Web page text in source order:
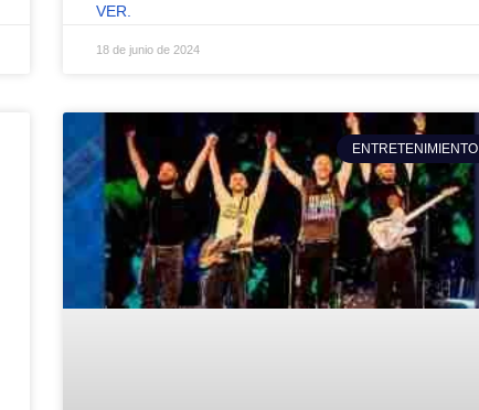
VER.
18 de junio de 2024
ENTRETENIMIENTO